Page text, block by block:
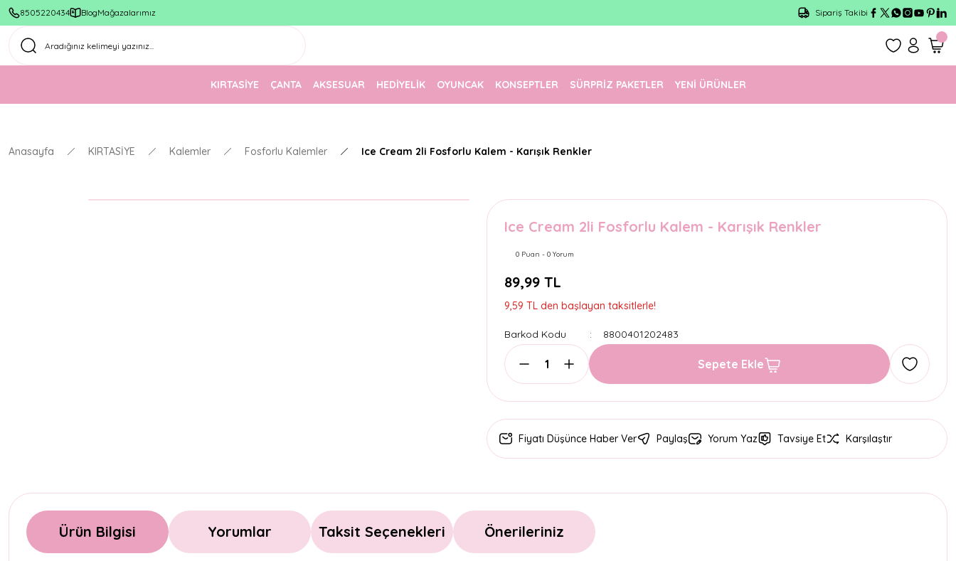
8505220434 BlogMağazalarımız
1500 TL Üzeri Ücretsiz Kargo
Sipariş Takibi
KIRTASİYE ÇANTA AKSESUAR HEDİYELİK OYUNCAK KONSEPTLER SÜRPRİZ PAKETLER YENİ ÜRÜNLER
Anasayfa KIRTASİYE Kalemler Fosforlu Kalemler Ice Cream 2li Fosforlu Kalem - Karışık Renkler
Ice Cream 2li Fosforlu Kalem - Karışık Renkler
0 Puan - 0 Yorum
89,99 TL
9,59 TL den başlayan taksitlerle!
Barkod Kodu 8800401202483
Sepete Ekle
Fiyatı Düşünce Haber Ver Paylaş Yorum Yaz Tavsiye Et Karşılaştır
Ürün Bilgisi Yorumlar Taksit Seçenekleri Önerileriniz